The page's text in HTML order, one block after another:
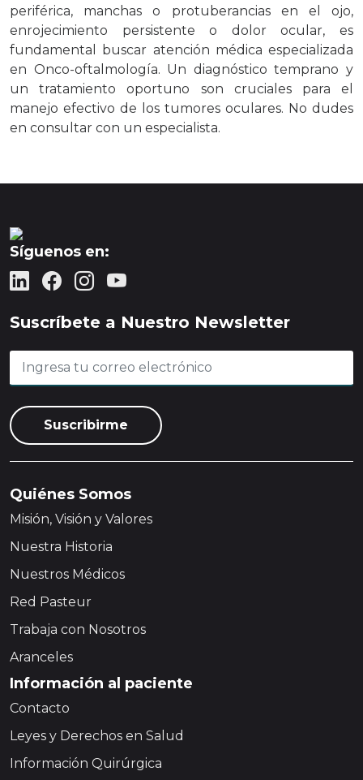
periférica, manchas o protuberancias en el ojo,
enrojecimiento persistente o dolor ocular, es
fundamental buscar atención médica especializada
en Onco-oftalmología. Un diagnóstico temprano y
un tratamiento oportuno son cruciales para el
manejo efectivo de los tumores oculares. No dudes
en consultar con un especialista.
Síguenos en:
Suscríbete a Nuestro Newsletter
Quiénes Somos
Misión, Visión y Valores
Nuestra Historia
Nuestros Médicos
Red Pasteur
Trabaja con Nosotros
Aranceles
Información al paciente
Contacto
Leyes y Derechos en Salud
Información Quirúrgica